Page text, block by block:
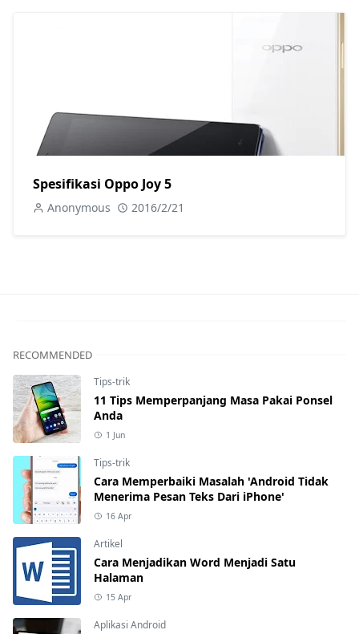
Spesifikasi Oppo Joy 5
Anonymous 2016/2/21
RECOMMENDED
Tips-trik
11 Tips Memperpanjang Masa Pakai Ponsel
Anda
1 Jun
Tips-trik
Cara Memperbaiki Masalah 'Android Tidak
Menerima Pesan Teks Dari iPhone'
16 Apr
Artikel
Cara Menjadikan Word Menjadi Satu
Halaman
15 Apr
Aplikasi Android